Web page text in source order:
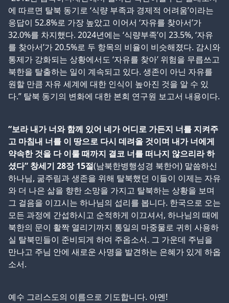
에 따르면 탈북 동기로 ‘식량 부족과 경제적 어려움’이라는
응답이 52.8%로 가장 높았고 이어서 ‘자유를 찾아서’가
32.0%를 차지했다. 2024년에는 ‘식량부족’이 23.5%, ‘자유
를 찾아서’가 20.5%로 두 항목의 비율이 비슷해졌다. 감시와
통제가 강화되는 상황에서도 ‘자유를 찾아’ 위험을 무릅쓰고
북한을 탈출하는 일이 계속되고 있다. 생존이 아닌 자유를
원할 만큼 자유 세계에 대한 인식이 높아진 것을 알 수 있
다.” 탈북 동기의 변화에 대한 본회 연구원 보고서 내용이다.
“보라 내가 너와 함께 있어 네가 어디로 가든지 너를 지켜주
고 마침내 너를 이 땅으로 다시 데려올 것이며 내가 너에게
약속한 것을 다 이룰 때까지 결코 너를 떠나지 않으리라 하
셨다” 창세기 28장 15절(남북한병행성경 북한어) 말씀하신
하나님, 굶주림과 생존을 위해 탈북했던 이들이 이제는 자유
와 더 나은 삶을 향한 소망을 가지고 탈북하는 상황을 보며
그 걸음을 이끄시는 하나님의 섭리를 봅니다. 한국으로 오는
모든 과정에 간섭하시고 순적하게 이끄셔서, 하나님의 때에
북한의 문이 활짝 열리기까지 통일의 마중물로 귀히 사용하
실 탈북민들이 준비되게 하여 주옵소서. 그 가운데 주님을
만나고 주님 안에 새로운 사명을 발견하는 은혜가 있게 하옵
소서.
예수 그리스도의 이름으로 기도합니다. 아멘!